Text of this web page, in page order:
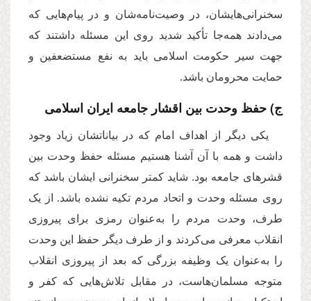
سخنرانی‌هایشان، در وصیت‌نامه‌شان و در پیام‌هایی که
می‌دادند همه‌جا تأکید شدید روی این مسئله داشتند که
جهت سیر حکومت اسلامی باید به نفع مستضعفین و
حمایت محرومان باشد.
ج) حفظ وحدت بین اقشار جامعه ایران اسلامی
یکی دیگر از اهداف امام که در بیاناتشان زیاد وجود
داشت و همه با آن آشنا هستیم مسئله حفظ وحدت بین
قشرهای جامعه بود. شاید کمتر سخنرانی ایشان باشد که
روی مسئله وحدت و اتحاد مردم تکیه نشده باشد. از یک‌
طرف، وحدت مردم را به‌عنوان رمزی برای پیروزی
انقلاب معرفی می‌کردند و از طرف دیگر حفظ این وحدت
را به‌عنوان یک وظیفه بزرگی که بعد از پیروزی انقلاب
متوجه مسلمان‌هاست، در مقابل تلاش‌هایی که کفر و